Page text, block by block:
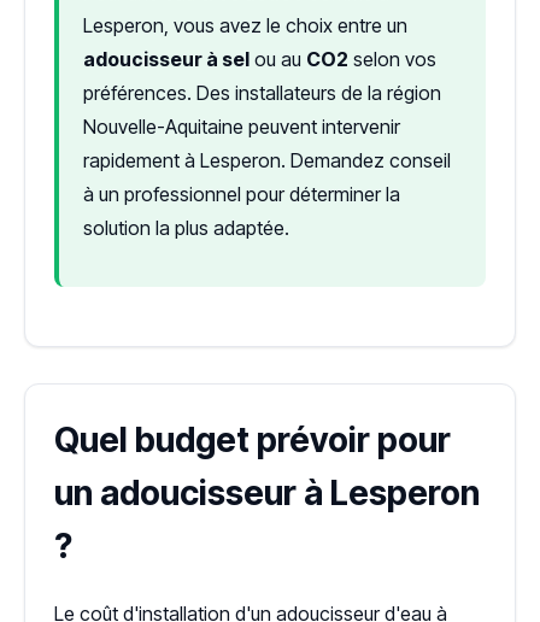
Lesperon, vous avez le choix entre un
adoucisseur à sel ou au CO2 selon vos
préférences. Des installateurs de la région
Nouvelle-Aquitaine peuvent intervenir
rapidement à Lesperon. Demandez conseil
à un professionnel pour déterminer la
solution la plus adaptée.
Quel budget prévoir pour
un adoucisseur à Lesperon
?
Le coût d'installation d'un adoucisseur d'eau à